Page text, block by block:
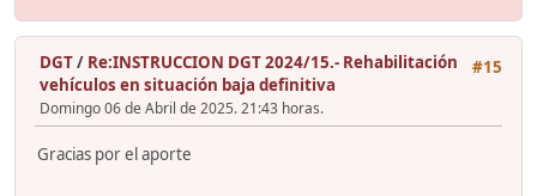
#15
DGT/ Re:INSTRUCCION DGT 2024/15.- Rehabilitación
vehículos en situación baja definitiva
Domingo 06 de Abril de 2025. 21:43 horas.
Gracias por el aporte